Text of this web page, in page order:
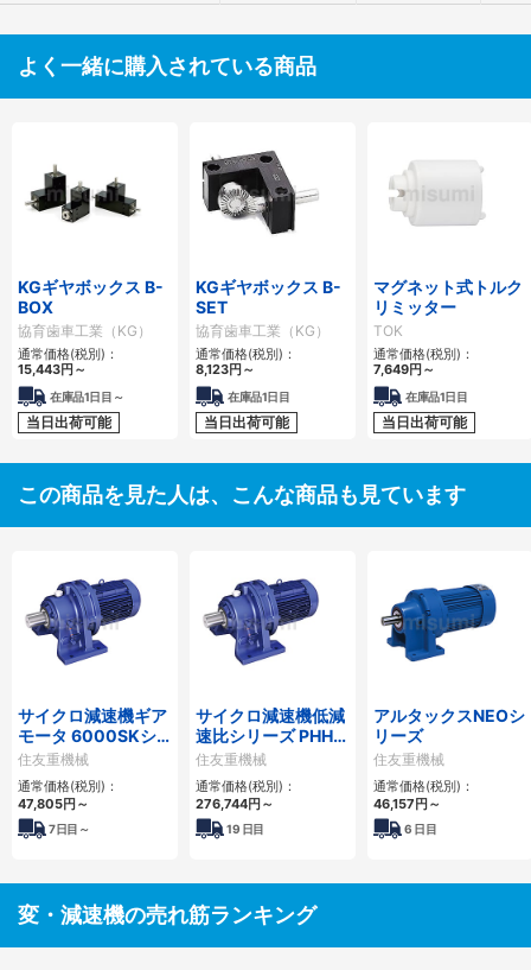
よく一緒に購入されている商品
KGギヤボックス B-
BOX
協育歯車工業（KG）
通常価格(税別)：
15,443円～
在庫品1日目～
当日出荷可能
KGギヤボックス B-
SET
協育歯車工業（KG）
通常価格(税別)：
8,123円～
在庫品1日目
当日出荷可能
マグネット式トルク
リミッター
TOK
通常価格(税別)：
7,649円～
在庫品1日目
当日出荷可能
この商品を見た人は、こんな商品も見ています
サイクロ減速機ギア
モータ 6000SKシ
リーズ
住友重機械
通常価格(税別)：
47,805円～
7日目～
サイクロ減速機低減
速比シリーズ PHHM
形
住友重機械
通常価格(税別)：
276,744円～
19 日目
アルタックスNEOシ
リーズ
住友重機械
通常価格(税別)：
46,157円～
6 日目
変・減速機の売れ筋ランキング